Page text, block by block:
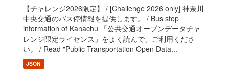
【チャレンジ2026限定】 / [Challenge 2026 only] 神奈川
中央交通のバス停情報を提供します。 / Bus stop
information of Kanachu 「公共交通オープンデータチャ
レンジ限定ライセンス」をよく読んで、ご利用くださ
い。 / Read "Public Transportation Open Data...
JSON